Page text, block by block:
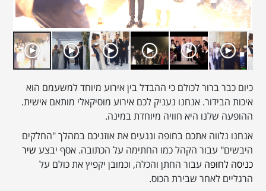
כיום כבר ברור לכולם כי ההבדל בין אירוע מיוחד למשעמם הוא
איכות הבידור. אנחנו נעניק לכם אירוע מוסיקאלי מותאם אישית.
ההופעה שלנו היא חוויה מיוחדת במינה.
אנחנו נלווה אתכם בחופה וננעים את אוזניכם במהלך "החלקים
היבשים" עבור הקהל כמו החתימה על הכתובה. אסף יבצע שיר
כניסה לחופה עבור החתן והכלה, וכמובן יקפיץ את כולם על
הרגליים לאחר שבירת הכוס.